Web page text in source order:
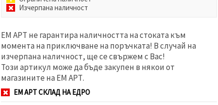
Изчерпана наличност
ЕМ АРТ не гарантира наличността на стоката към
момента на приключване на поръчката! В случай на
изчерпана наличност, ще се свържем с Вас!
Този артикул може да бъде закупен в някои от
магазините на ЕМ АРТ.
ЕМ АРТ СКЛАД НА ЕДРО